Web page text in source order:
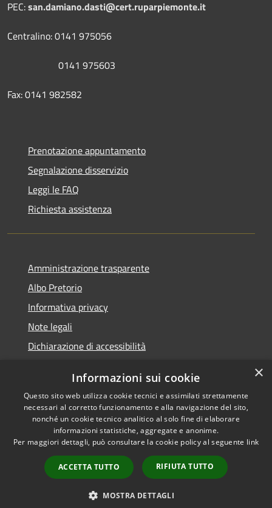
PEC:san.damiano.dasti@cert.ruparpiemonte.it
Centralino: 0141 975056
0141 975603
Fax: 0141 982582
Prenotazione appuntamento
Segnalazione disservizio
Leggi le FAQ
Richiesta assistenza
Amministrazione trasparente
Albo Pretorio
Informativa privacy
Note legali
Dichiarazione di accessibilità
RSS
Accessibilità
Privacy
Cookie
Mappa del sito
Comune convenzionato
Astigov
Progetto|Convenzione|
Adesioni
×
Informazioni sui cookie
Questo sito web utilizza cookie tecnici e assimilati strettamente
necessari al corretto funzionamento e alla navigazione del sito,
nonché un cookie tecnico analitico al solo fine di elaborare
informazioni statistiche, aggregate e anonime.
Per maggiori dettagli, può consultare la cookie policy al seguente link
ACCETTA TUTTO RIFIUTA TUTTO
MOSTRA DETTAGLI